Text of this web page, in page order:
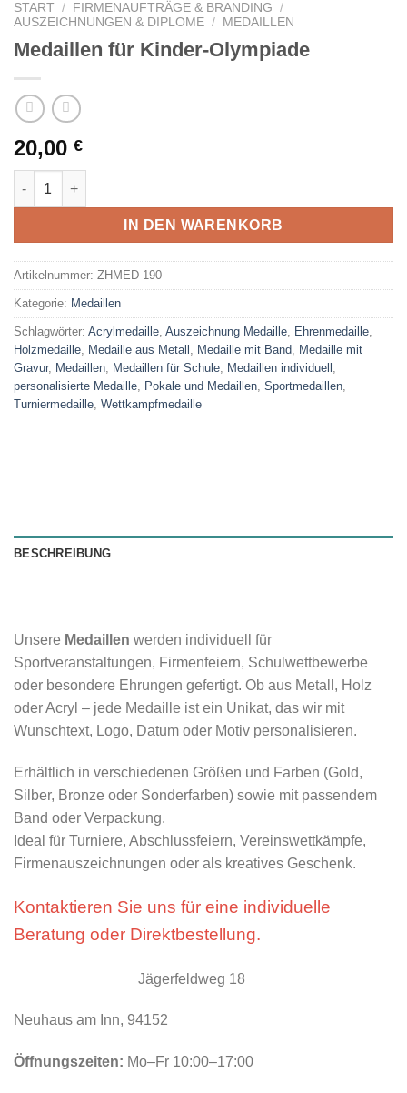
START / FIRMENAUFTRÄGE & BRANDING
/
AUSZEICHNUNGEN & DIPLOME / MEDAILLEN
Medaillen für Kinder-Olympiade
20,00 €
Medaillen für Kinder-Olympiade Menge
IN DEN WARENKORB
Artikelnummer: ZHMED 190
Kategorie: Medaillen
Schlagwörter: Acrylmedaille, Auszeichnung Medaille, Ehrenmedaille,
Holzmedaille, Medaille aus Metall , Medaille mit Band, Medaille mit
Gravur, Medaillen, Medaillen für Schule, Medaillen individuell ,
personalisierte Medaille, Pokale und Medaillen, Sportmedaillen,
Turniermedaille, Wettkampfmedaille
BESCHREIBUNG
Unsere Medaillen werden individuell für
Sportveranstaltungen, Firmenfeiern, Schulwettbewerbe
oder besondere Ehrungen gefertigt. Ob aus Metall, Holz
oder Acryl – jede Medaille ist ein Unikat, das wir mit
Wunschtext, Logo, Datum oder Motiv personalisieren.
Erhältlich in verschiedenen Größen und Farben (Gold,
Silber, Bronze oder Sonderfarben) sowie mit passendem
Band oder Verpackung.
Ideal für Turniere, Abschlussfeiern, Vereinswettkämpfe,
Firmenauszeichnungen oder als kreatives Geschenk.
Kontaktieren Sie uns für eine individuelle
Beratung oder Direktbestellung.
Jägerfeldweg 18
Neuhaus am Inn, 94152
Öffnungszeiten: Mo–Fr 10:00–17:00